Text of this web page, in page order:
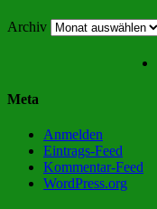
Archiv
Meta
Anmelden
Eintrags-Feed
Kommentar-Feed
WordPress.org